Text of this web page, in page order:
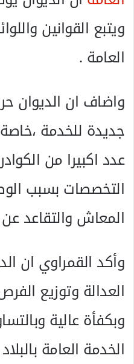
ويتبع القوانين
العامة .
واضاف ان الديوان
جديدة للخدمة
عدد اكبيرا من
التخصصات بسبب
المعاش والتقاعد
وأكد القمراوي ان
العدالة وتوزيع
وبكفأة عالية
الخدمة العامة